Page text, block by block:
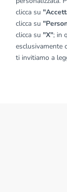
clicca su
clicca su
clicca su "X"; in
esclusivamente
ti invitiamo a